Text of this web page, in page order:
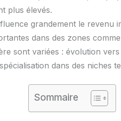
plus élevés.
grandement le revenu
dans des zones
sont variées : évolution
dans des niches
Sommaire